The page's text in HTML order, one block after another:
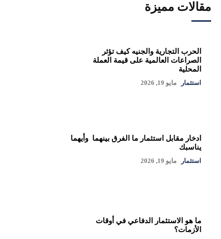
مقالات مميزة
الحرب التجارية والجنيه كيف تؤثر
الصراعات العالمية على قيمة العملة
المحلية
استثمار مايو 19, 2026
ادخار مقابل استثمار ما الفرق بينهما وأيهما
يناسبك
استثمار مايو 19, 2026
ما هو الاستثمار الدفاعي في أوقات
الأزمات؟